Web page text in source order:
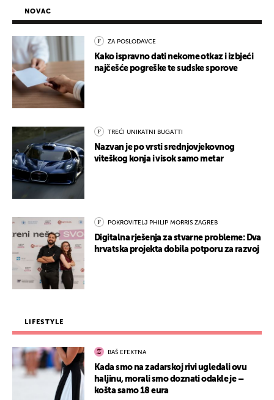
NOVAC
ZA POSLODAVCE
Kako ispravno dati nekome otkaz i izbjeći
najčešće pogreške te sudske sporove
TREĆI UNIKATNI BUGATTI
Nazvan je po vrsti srednjovjekovnog
viteškog konja i visok samo metar
POKROVITELJ PHILIP MORRIS ZAGREB
Digitalna rješenja za stvarne probleme: Dva
hrvatska projekta dobila potporu za razvoj
LIFESTYLE
BAŠ EFEKTNA
Kada smo na zadarskoj rivi ugledali ovu
haljinu, morali smo doznati odakle je –
košta samo 18 eura